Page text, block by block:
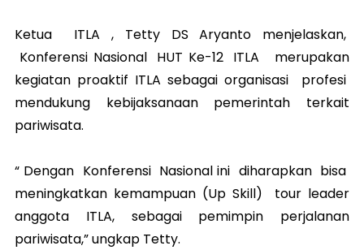
Ketua ITLA , Tetty DS Aryanto menjelaskan,
Konferensi Nasional HUT Ke-12 ITLA merupakan
kegiatan proaktif ITLA sebagai organisasi profesi
mendukung kebijaksanaan pemerintah terkait
pariwisata.
“ Dengan Konferensi Nasional ini diharapkan bisa
meningkatkan kemampuan (Up Skill) tour leader
anggota ITLA, sebagai pemimpin perjalanan
pariwisata,” ungkap Tetty.